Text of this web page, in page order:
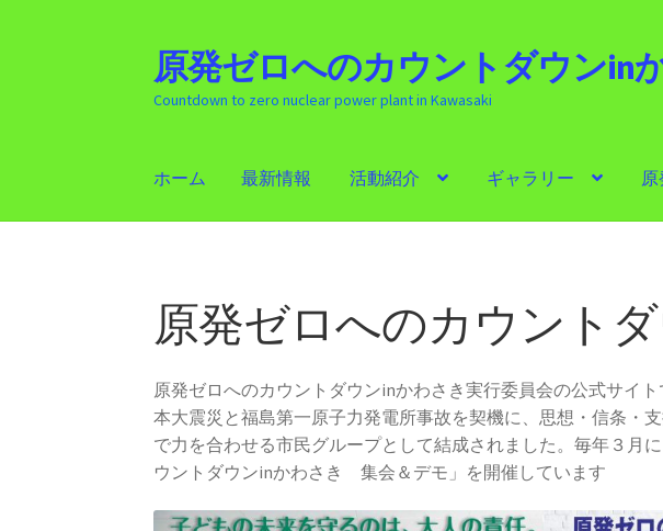
ナ
ビ
ゲ
シ
ン
キ
ッ
コ
ン
テ
ツ
ス
プ
原発ゼロへのカウントダウンin
Countdown to zero nuclear power plant in Kawasaki
ホーム 最新情報 活動紹介 ギャラリー
原発ゼロへのカウント
原発ゼロへのカウントダウンinかわさき実行委員会の公式サイ
本大震災と福島第一原子力発電所事故を契機に、思想・信条・
で力を合わせる市民グループとして結成されました。毎年３月
ウントダウンinかわさき 集会＆デモ」を開催しています